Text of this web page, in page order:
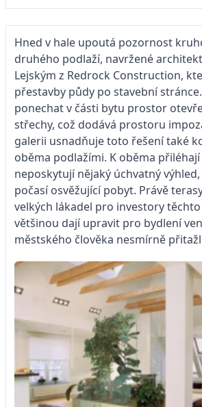
Hned v hale upoutá pozornost
druhého podlaží, navržené
Lejským z Redrock Construction,
přestavby půdy po stavební
ponechat v části bytu prostor
střechy, což dodává prostoru
galerii usnadňuje toto řešení také
oběma podlažími. K oběma
neposkytují nějaký úchvatný
počasí osvěžující pobyt. Právě
velkých lákadel pro investory
většinou dají upravit pro bydlení
městského člověka nesmírně